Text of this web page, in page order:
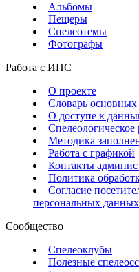
Альбомы
Пещеры
Спелеотемы
Фотографы
Работа с ИПС
О проекте
Словарь
О доступе к
Методика
Работа с графикой
Контакты
Политика
Согласие
персональных данных
Сообщество
Спелеоклубы
Полезные